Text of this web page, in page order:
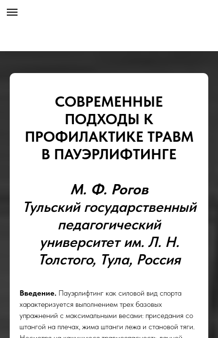
СОВРЕМЕННЫЕ
ПОДХОДЫ К
ПРОФИЛАКТИКЕ ТРАВМ
В ПАУЭРЛИФТИНГЕ
М. Ф. Рогов
Тульский государственный
педагогический
университет им. Л. Н.
Толстого, Тула, Россия
Введение. Пауэрлифтинг как силовой вид спорта
характеризуется выполнением трех базовых
упражнений с максимальными весами: приседания со
штангой на плечах, жима штанги лежа и становой тяги.